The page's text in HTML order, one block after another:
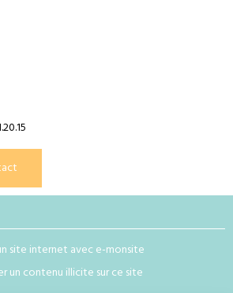
site internet avec e-monsite
un contenu illicite sur ce site